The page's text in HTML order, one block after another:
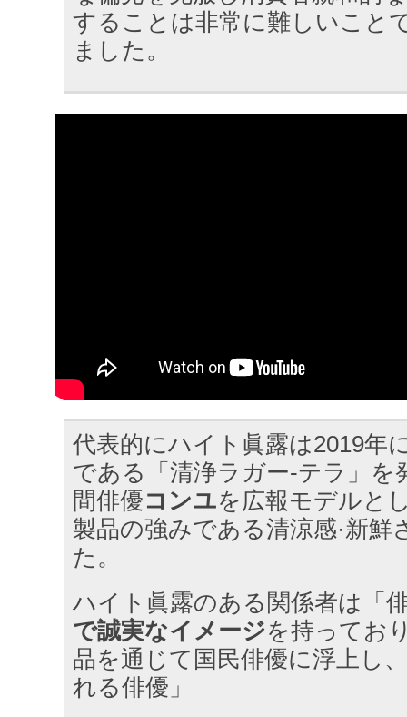
することは非常に難しいこと
ました。
代表的にハイト眞露は2019年
である「清浄ラガー-テラ」を
間俳優コンユを広報モデルと
製品の強みである清涼感·新鮮
た。
ハイト眞露のある関係者は「
で誠実なイメージを持ってお
品を通じて国民俳優に浮上し
れる俳優」